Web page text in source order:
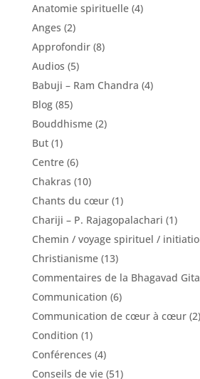
Anatomie spirituelle(4)
Anges (2)
Approfondir(8)
Audios (5)
Babuji – Ram Chandra (4)
Blog(85)
Bouddhisme(2)
But(1)
Centre(6)
Chakras (10)
Chants du cœur(1)
Chariji – P. Rajagopalachari (1)
Chemin / voyage spirituel /
Christianisme(13)
Commentaires de la Bhagavad Gita
Communication (6)
Communication de cœur à cœur(2)
Condition (1)
Conférences (4)
Conseils de vie(51)